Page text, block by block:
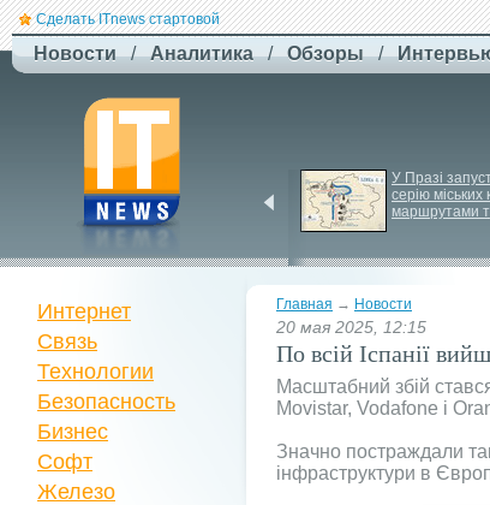
Сделать ITnews стартовой
Новости / Аналитика / Обзоры /
знищив ключовий
склад Intertop Ukraine
У Празі
серію міських
маршрутами
Главная → Новости
20 мая 2025, 12:15
По всій Іспанії
Масштабний збій
Movistar, Vodafone і
Значно постраждали
інфраструктури в
Интернет
Связь
Технологии
Безопасность
Бизнес
Софт
Железо